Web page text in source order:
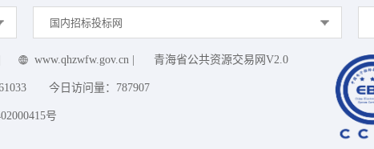
国内招标投标网
www.qhzwfw.gov.cn 青海省公共资源交易网V2.0
今日访问量： 787907
号